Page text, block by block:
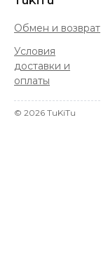
Обмен и возврат
Условия
доставки и
оплаты
© 2026 TuKiTu